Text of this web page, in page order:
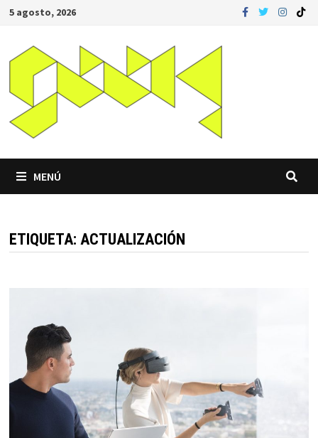
Saltar
contenido
5 agosto, 2026
MENÚ
ETIQUETA: ACTUALIZACIÓN